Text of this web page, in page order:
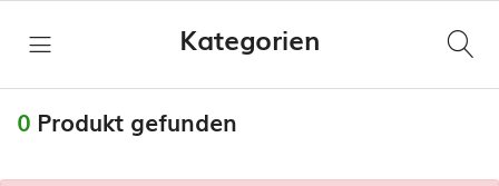
Kategorien
0 Produkt gefunden
Alle
Kategorien